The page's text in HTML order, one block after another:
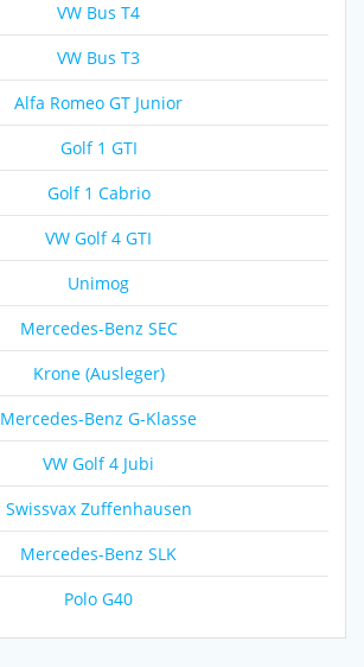
VW Bus T4
VW Bus T3
Alfa Romeo GT Junior
Golf 1 GTI
Golf 1 Cabrio
VW Golf 4 GTI
Unimog
Mercedes-Benz SEC
Krone (Ausleger)
Mercedes-Benz G-Klasse
VW Golf 4 Jubi
Swissvax Zuffenhausen
Mercedes-Benz SLK
Polo G40